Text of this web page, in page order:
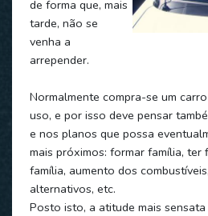
de forma que, mais
tarde, não se
venha a
arrepender.
Normalmente compra-se um
uso, e por isso deve pensar
e nos planos que possa
mais próximos: formar família, ter
família, aumento dos
alternativos, etc.
Posto isto, a atitude mais